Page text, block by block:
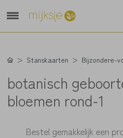
Stanskaarten Bijzondere-
botanisch
bloemen rond-1
Bestel gemakkelijk een